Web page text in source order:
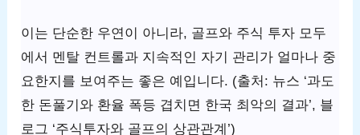
이는 단순한 우연이 아니라, 골프와 주식 투자 모두
에서 멘탈 컨트롤과 지속적인 자기 관리가 얼마나 중
요한지를 보여주는 좋은 예입니다. (출처: 뉴스 ‘과도
한 돈풀기와 환율 폭등 겹치면 한국 최악의 결과’, 블
로그 ‘주식투자와 골프의 상관관계’)